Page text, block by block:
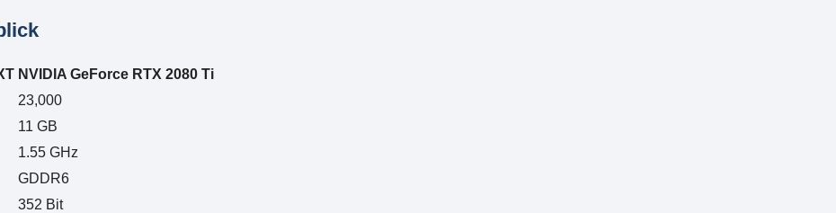
NVIDIA GeForce RTX 2080 Ti
23,000
11 GB
1.55 GHz
GDDR6
352 Bit